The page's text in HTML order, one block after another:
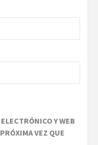
Y WEB
VEZ QUE